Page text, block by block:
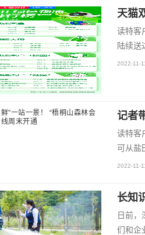
天猫
读特客
陆续送
2022-11-
记者
读特客
可从盐
2022-11-
长知
日前，
们和企